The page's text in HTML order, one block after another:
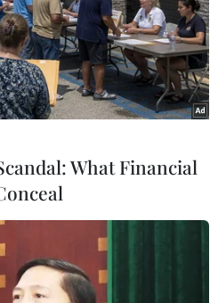
What Financial